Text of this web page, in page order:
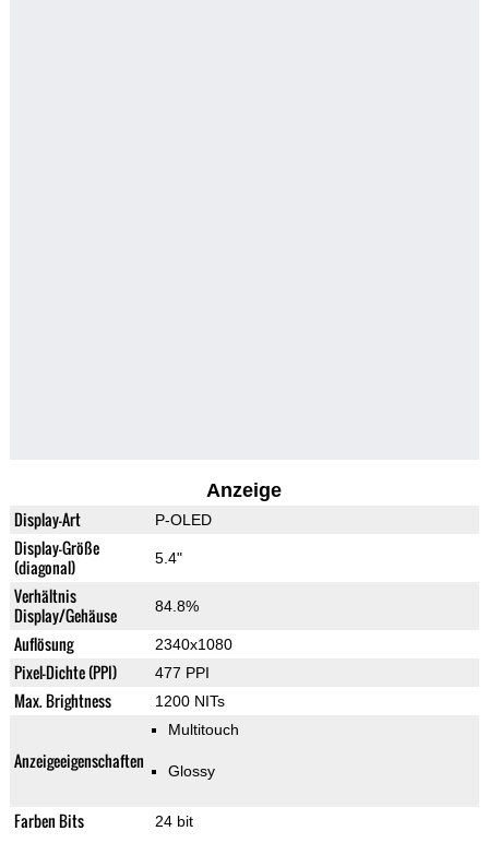
Anzeige
Display-Art P-OLED
Display-Größe
(diagonal)
5.4"
Verhältnis
Display/Gehäuse
84.8%
Auflösung 2340x1080
Pixel-Dichte (PPI) 477 PPI
Max. Brightness 1200 NITs
Anzeigeeigenschaften
Multitouch
Glossy
Farben Bits 24 bit